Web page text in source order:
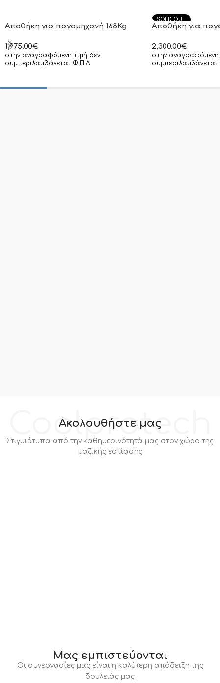
Αποθήκη για παγομηχανή 168Kg
1,975.00€
στην αναγραφόμενη τιμή δεν
συμπεριλαμβάνεται Φ.Π.Α
SOLD OUT
Αποθήκη για
2,300.00€
στην αναγραφόμενη
Coolprotech
Ακολουθήστε μας
Στιγμιότυπα από την καθημερινότητά μας στον χώρο της
μαζικής εστίασης
Μας εμπιστεύονται
Οι συνεργασίες μας είναι η καλύτερη απόδειξη της
δουλειάς μας